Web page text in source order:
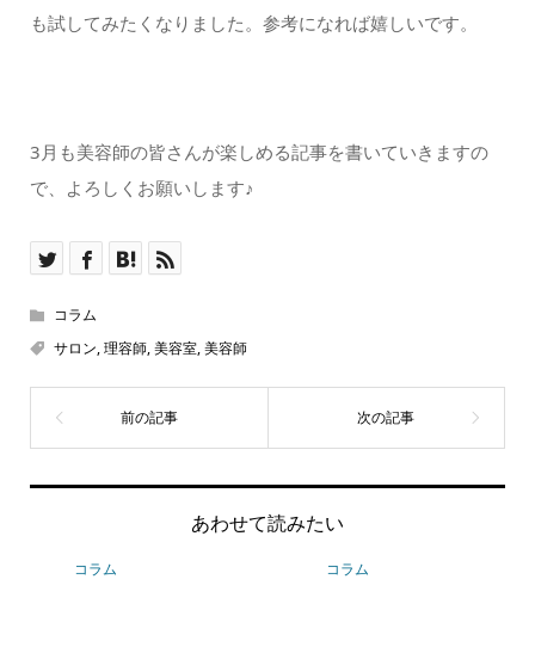
も試してみたくなりました。参考になれば嬉しいです。
3月も美容師の皆さんが楽しめる記事を書いていきますの
で、よろしくお願いします♪
コラム
サロン,理容師,美容室,美容師
あわせて読みたい
コラム コラム